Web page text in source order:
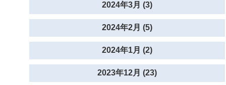
2024年3月 (3)
2024年2月 (5)
2024年1月 (2)
2023年12月 (23)